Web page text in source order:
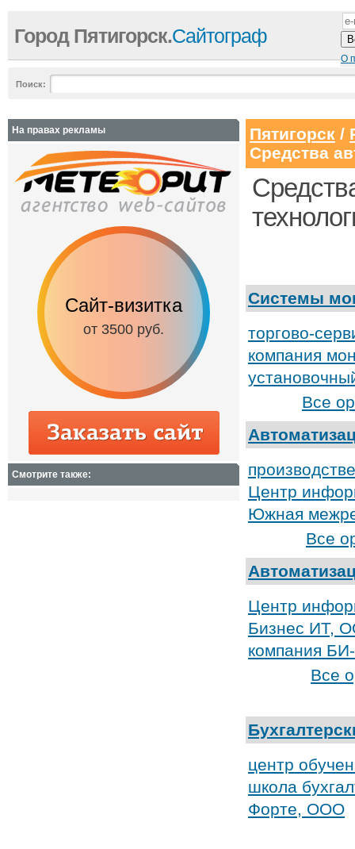
О
Город Пятигорск.Сайтограф
Поиск:
Пятигорск /
Средства
Системы
торгово-
компания
Все
Центр
Южная
Все
Центр
Бизнес ИТ,
компания
Все
центр
школа
Форте, ООО
На правах рекламы
Сайт-визитка
от 3500 руб.
Сайт с
от 6500 руб.
Смотрите также: